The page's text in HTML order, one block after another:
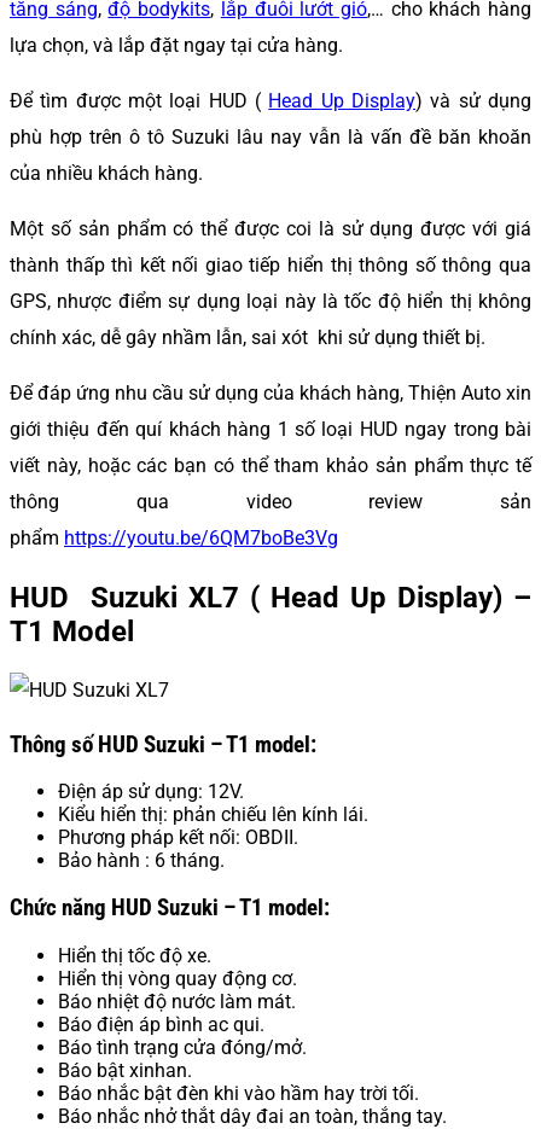
tăng sáng,độ bodykits, lắp đuôi lướt gió,… cho khách hàng
lựa chọn, và lắp đặt ngay tại cửa hàng.
Để tìm được một loại HUD ( Head Up Display) và sử dụng
phù hợp trên ô tô Suzuki lâu nay vẫn là vấn đề băn khoăn
của nhiều khách hàng.
Một số sản phẩm có thể được coi là sử dụng được với giá
thành thấp thì kết nối giao tiếp hiển thị thông số thông qua
GPS, nhược điểm sự dụng loại này là tốc độ hiển thị không
chính xác, dễ gây nhầm lẫn, sai xót khi sử dụng thiết bị.
Để đáp ứng nhu cầu sử dụng của khách hàng, Thiện Auto xin
giới thiệu đến quí khách hàng 1 số loại HUD ngay trong bài
viết này, hoặc các bạn có thể tham khảo sản phẩm thực tế
thông qua video review sản
phẩm https://youtu.be/6QM7boBe3Vg
HUD Suzuki XL7 ( Head Up Display) –
T1 Model
Thông số HUD Suzuki – T1 model:
Điện áp sử dụng: 12V.
Kiểu hiển thị: phản chiếu lên kính lái.
Phương pháp kết nối: OBDII.
Bảo hành : 6 tháng.
Chức năng HUD Suzuki – T1 model:
Hiển thị tốc độ xe.
Hiển thị vòng quay động cơ.
Báo nhiệt độ nước làm mát.
Báo điện áp bình ac qui.
Báo tình trạng cửa đóng/mở.
Báo bật xinhan.
Báo nhắc bật đèn khi vào hầm hay trời tối.
Báo nhắc nhở thắt dây đai an toàn, thắng tay.